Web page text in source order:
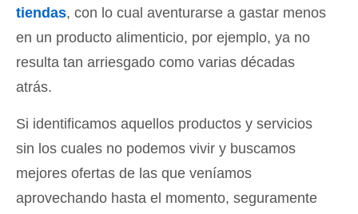
tiendas, con lo cual aventurarse a gastar menos
en un producto alimenticio, por ejemplo, ya no
resulta tan arriesgado como varias décadas
atrás.
Si identificamos aquellos productos y servicios
sin los cuales no podemos vivir y buscamos
mejores ofertas de las que veníamos
aprovechando hasta el momento, seguramente